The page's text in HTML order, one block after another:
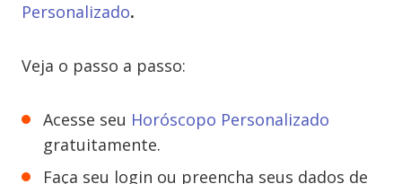
Personalizado.
Veja o passo a passo:
Acesse seu Horóscopo Personalizado
gratuitamente.
Faça seu login ou preencha seus dados de